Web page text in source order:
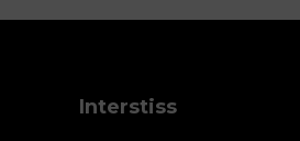
Interstiss